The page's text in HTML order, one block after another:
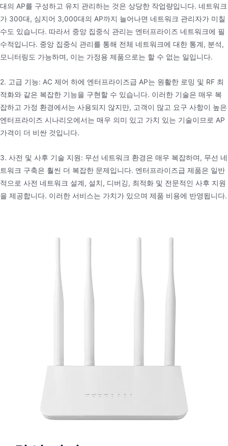
대의 AP를 구성하고 유지 관리하는 것은 상당한 작업량입니다. 네트워크
가 300대, 심지어 3,000대의 AP까지 늘어나면 네트워크 관리자가 미칠
수도 있습니다. 따라서 중앙 집중식 관리는 엔터프라이즈 네트워크에 필
수적입니다. 중앙 집중식 관리를 통해 전체 네트워크에 대한 통계, 분석,
모니터링도 가능하며, 이는 가정용 제품으로는 할 수 없는 일입니다.
2. 고급 기능: AC 제어 하에 엔터프라이즈급 AP는 원활한 로밍 및 RF 최
적화와 같은 복잡한 기능을 구현할 수 있습니다. 이러한 기술은 매우 복
잡하고 가정 환경에서는 사용되지 않지만, 고객이 많고 요구 사항이 높은
엔터프라이즈 시나리오에서는 매우 의미 있고 가치 있는 기술이므로 AP
가격이 더 비싼 것입니다.
3. 사전 및 사후 기술 지원: 무선 네트워크 환경은 매우 복잡하며, 무선 네
트워크 구축은 훨씬 더 복잡한 문제입니다. 엔터프라이즈급 제품은 일반
적으로 사전 네트워크 설계, 설치, 디버깅, 최적화 및 전문적인 사후 지원
을 제공합니다. 이러한 서비스는 가치가 있으며 제품 비용에 반영됩니다.